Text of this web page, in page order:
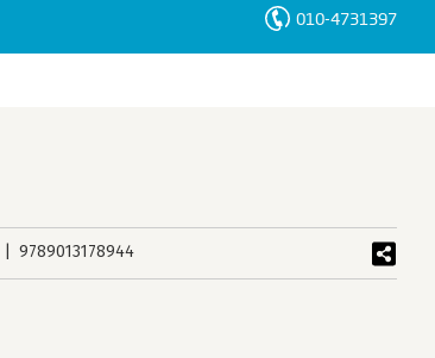
010-4731397
9789013178944